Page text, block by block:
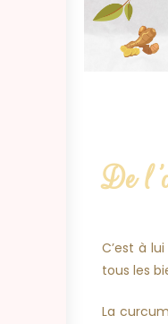
De
C’est à
tous les
La